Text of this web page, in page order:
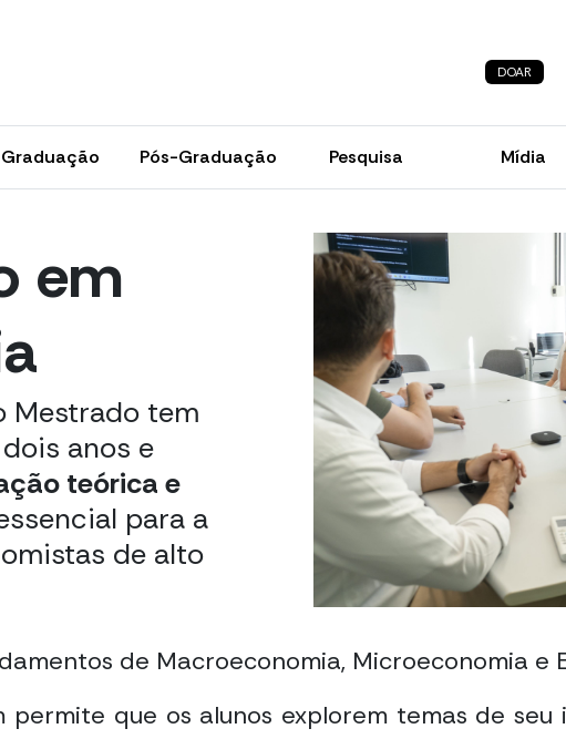
DOAR
Graduação Pós-Graduação Pesquisa Mídia
em
Mestrado tem
anos e
teórica e
para a
de alto
de Macroeconomia, Microeconomia e
permite que os alunos explorem temas de seu